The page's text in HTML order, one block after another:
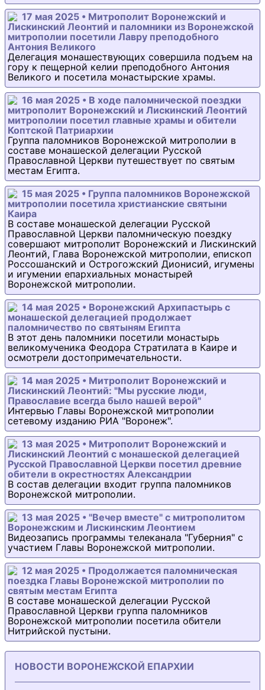
17 мая 2025 • Митрополит Воронежский и
Лискинский Леонтий и паломники из Воронежской
митрополии посетили Лавру преподобного
Антония Великого
Делегация монашествующих совершила подъем на
гору к пещерной келии преподобного Антония
Великого и посетила монастырские храмы.
16 мая 2025 • В ходе паломнической поездки
митрополит Воронежский и Лискинский Леонтий
митрополии посетил главные храмы и обители
Коптской Патриархии
Группа паломников Воронежской митрополии в
составе монашеской делегации Русской
Православной Церкви путешествует по святым
местам Египта.
15 мая 2025 • Группа паломников Воронежской
митрополии посетила христианские святыни
Каира
В составе монашеской делегации Русской
Православной Церкви паломническую поездку
совершают митрополит Воронежский и Лискинский
Леонтий, Глава Воронежской митрополии, епископ
Россошанский и Острогожский Дионисий, игумены
и игумении епархиальных монастырей
Воронежской митрополии.
14 мая 2025 • Воронежский Архипастырь с
монашеской делегацией продолжает
паломничество по святыням Египта
В этот день паломники посетили монастырь
великомученика Феодора Стратилата в Каире и
осмотрели достопримечательности.
14 мая 2025 • Митрополит Воронежский и
Лискинский Леонтий: "Мы русские люди,
Православие всегда было нашей верой"
Интервью Главы Воронежской митрополии
сетевому изданию РИА "Воронеж".
13 мая 2025 • Митрополит Воронежский и
Лискинский Леонтий с монашеской делегацией
Русской Православной Церкви посетил древние
обители в окрестностях Александрии
В состав делегации входит группа паломников
Воронежской митрополии.
13 мая 2025 • "Вечер вместе" с митрополитом
Воронежским и Лискинским Леонтием
Видеозапись программы телеканала "Губерния" с
участием Главы Воронежской митрополии.
12 мая 2025 • Продолжается паломническая
поездка Главы Воронежской митрополии по
святым местам Египта
В составе монашеской делегации Русской
Православной Церкви группа паломников
Воронежской митрополии посетила обители
Нитрийской пустыни.
НОВОСТИ ВОРОНЕЖСКОЙ ЕПАРХИИ